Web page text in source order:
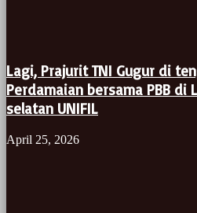
Lagi, Prajurit TNI Gugur di
Perdamaian bersama PBB di
selatan UNIFIL
April 25, 2026